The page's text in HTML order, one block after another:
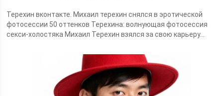
Терехин вконтакте. Михаил терехин снялся в эротической
фотосессии 50 оттенков Терехина: волнующая фотосессия
секси-холостяка Михаил Терехин взялся за свою карьеру...